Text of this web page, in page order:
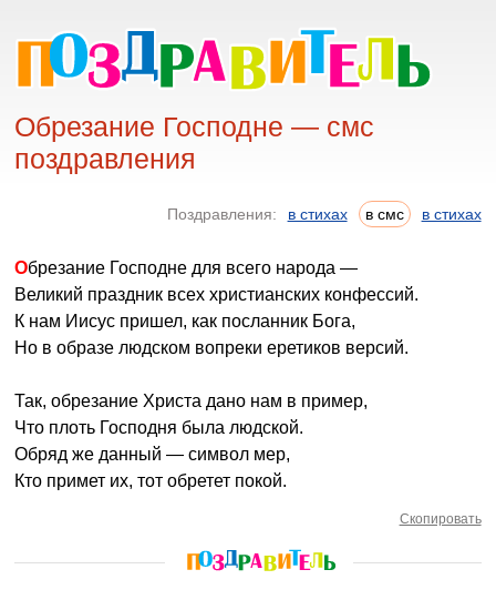
Обрезание Господне — смс
поздравления
Поздравления: в стихах в смс в стихах
Обрезание Господне для всего народа —
Великий праздник всех христианских конфессий.
К нам Иисус пришел, как посланник Бога,
Но в образе людском вопреки еретиков версий.
Так, обрезание Христа дано нам в пример,
Что плоть Господня была людской.
Обряд же данный — символ мер,
Кто примет их, тот обретет покой.
Скопировать